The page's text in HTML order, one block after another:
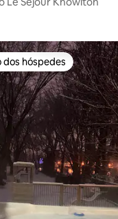
de 5, 249 avaliações
de 5, 546 avaliações
dos hóspedes
dos hóspedes